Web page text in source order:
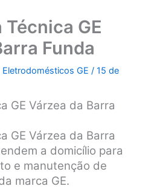
GE
Funda
Eletrodomésticos GE/15 de
GE Várzea da Barra
GE Várzea da Barra
a domicílio para
e manutenção de
marca GE.